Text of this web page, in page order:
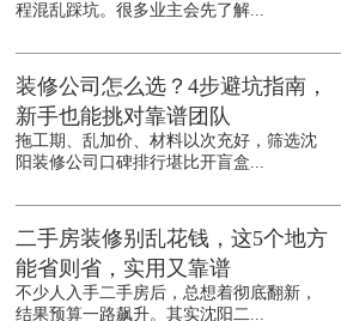
程混乱踩坑。很多业主会先了解...
装修公司怎么选？4步避坑指南，
新手也能挑对靠谱团队
拖工期、乱加价、材料以次充好，筛选沈
阳装修公司口碑排行堪比开盲盒...
二手房装修别乱花钱，这5个地方
能省则省，实用又靠谱
不少人入手二手房后，总想着彻底翻新，
结果预算一路飙升。其实沈阳二...